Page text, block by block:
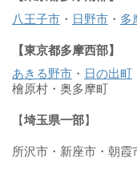
八王子市 ・ 日野市 ・ 多
【東京都多摩西部】
あきる野市 ・ 日の出町
檜原村・奥多摩町
【埼玉県一部】
所沢市・新座市・朝